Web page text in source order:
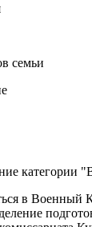
семьи
категории
в Военный